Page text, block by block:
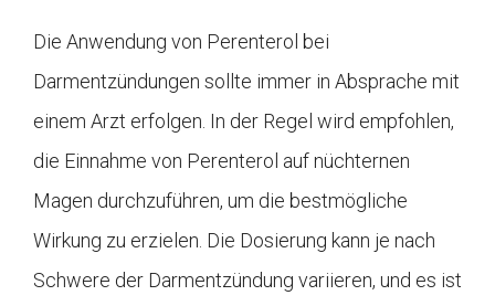
Die Anwendung von Perenterol bei
Darmentzündungen sollte immer in Absprache mit
einem Arzt erfolgen. In der Regel wird empfohlen,
die Einnahme von Perenterol auf nüchternen
Magen durchzuführen, um die bestmögliche
Wirkung zu erzielen. Die Dosierung kann je nach
Schwere der Darmentzündung variieren, und es ist